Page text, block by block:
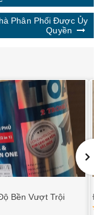
Phân Phối Được Ủy
Quyền
Bền Vượt Trội